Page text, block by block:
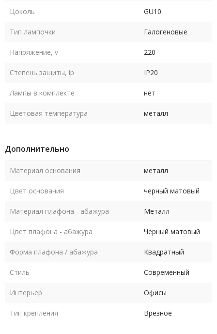
Цоколь GU10
Тип лампочки Галогеновые
Напряжение, v 220
Степень защиты, ip IP20
Лампы в комплекте нет
Цветовая температура металл
Дополнительно
Материал основания металл
Цвет основания черный матовый
Материал плафона - абажура Металл
Цвет плафона - абажура Черный матовый
Форма плафона / абажура Квадратный
Стиль Современный
Интерьер Офисы
Тип крепления Врезное